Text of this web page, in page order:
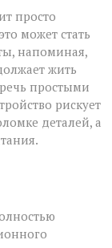
спасибо:
просто
может стать
напоминая,
жить
простыми
рискует
деталей, а